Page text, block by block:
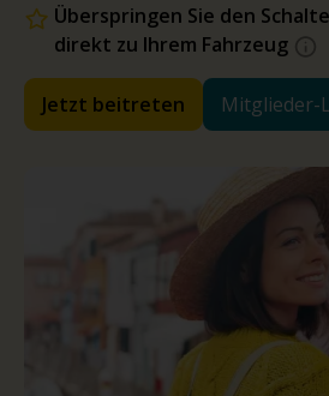
Überspringen Sie den
direkt zu Ihrem Fahrzeug
Jetzt beitreten Mitglieder-